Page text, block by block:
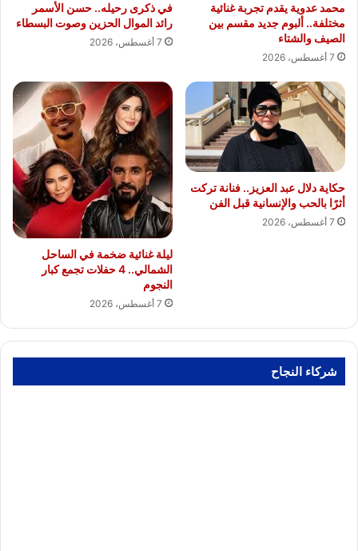
محمد عدوية يقدم تجربة غنائية
مختلفة.. ألبوم جديد مقسم بين
الصيف والشتاء
7 أغسطس، 2026
في ذكرى رحيله.. حسن الأسمر
رائد الموال الحزين وصوت البسطاء
7 أغسطس، 2026
حكاية دلال عبد العزيز.. فنانة تركت
أثرًا بالحب والإنسانية قبل الفن
7 أغسطس، 2026
ليلة غنائية ضخمة في الساحل
الشمالي.. 4 حفلات تجمع كبار
النجوم
7 أغسطس، 2026
شركاء النجاح